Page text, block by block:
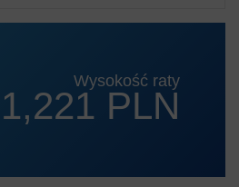
Wysokość raty
1,221 PLN